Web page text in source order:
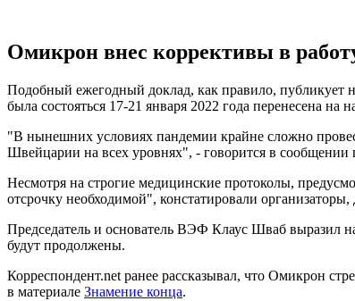
Омикрон внес коррективы в
Подобный ежегодный доклад, как правило, публикует
была состояться 17-21 января 2022 года перенесена на
"В нынешних условиях пандемии крайне сложно
Швейцарии на всех уровнях", - говорится в
Несмотря на строгие медицинские протоколы,
отсрочку необходимой", констатировали
Председатель и основатель ВЭФ Клаус Шваб выразил
будут продолжены.
Корреспондент.net ранее рассказывал, что Омикрон
в материале Знамение конца.